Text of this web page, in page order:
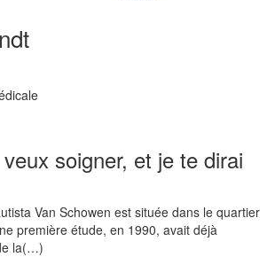
soigner, et je te dirai
Van Schowen est située dans le quartier
première étude, en 1990, avait déjà
la(…)